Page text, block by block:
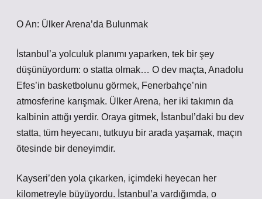
O An: Ülker Arena’da Bulunmak
İstanbul’a yolculuk planımı yaparken, tek bir şey
düşünüyordum: o statta olmak… O dev maçta, Anadolu
Efes’in basketbolunu görmek, Fenerbahçe’nin
atmosferine karışmak. Ülker Arena, her iki takımın da
kalbinin attığı yerdir. Oraya gitmek, İstanbul’daki bu dev
statta, tüm heyecanı, tutkuyu bir arada yaşamak, maçın
ötesinde bir deneyimdir.
Kayseri’den yola çıkarken, içimdeki heyecan her
kilometreyle büyüyordu. İstanbul’a vardığımda, o